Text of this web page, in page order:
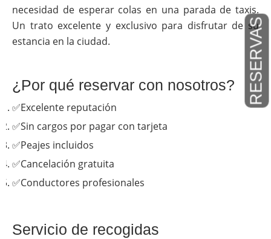
RESERVAS
necesidad de esperar colas en una parada de taxis.
Un trato excelente y exclusivo para disfrutar de su
estancia en la ciudad.
¿Por qué reservar con nosotros?
✅Excelente reputación
✅Sin cargos por pagar con tarjeta
✅Peajes incluidos
✅Cancelación gratuita
✅Conductores profesionales
Servicio de recogidas